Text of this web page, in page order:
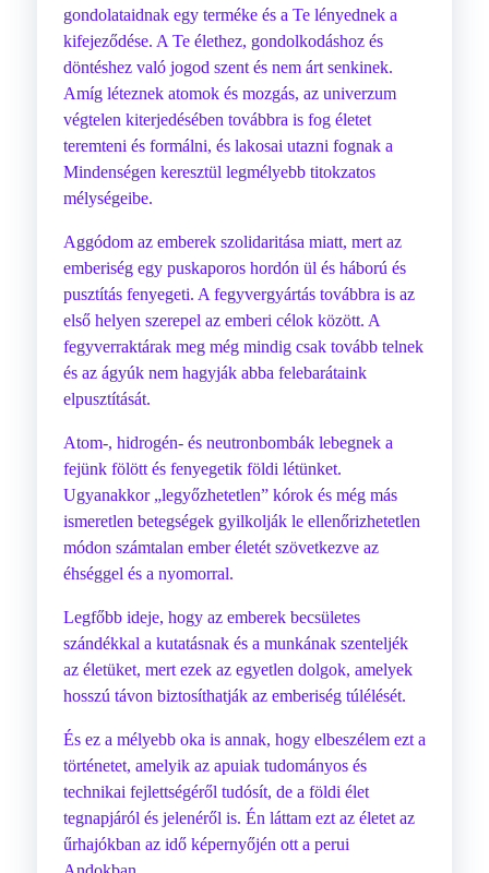
gondolataidnak egy terméke és a Te lényednek a
kifejeződése. A Te élethez, gondolkodáshoz és
döntéshez való jogod szent és nem árt senkinek.
Amíg léteznek atomok és mozgás, az univerzum
végtelen kiterjedésében továbbra is fog életet
teremteni és formálni, és lakosai utazni fognak a
Mindenségen keresztül legmélyebb titokzatos
mélységeibe.
Aggódom az emberek szolidaritása miatt, mert az
emberiség egy puskaporos hordón ül és háború és
pusztítás fenyegeti. A fegyvergyártás továbbra is az
első helyen szerepel az emberi célok között. A
fegyverraktárak meg még mindig csak tovább telnek
és az ágyúk nem hagyják abba felebarátaink
elpusztítását.
Atom-, hidrogén- és neutronbombák lebegnek a
fejünk fölött és fenyegetik földi létünket.
Ugyanakkor „legyőzhetetlen” kórok és még más
ismeretlen betegségek gyilkolják le ellenőrizhetetlen
módon számtalan ember életét szövetkezve az
éhséggel és a nyomorral.
Legfőbb ideje, hogy az emberek becsületes
szándékkal a kutatásnak és a munkának szenteljék
az életüket, mert ezek az egyetlen dolgok, amelyek
hosszú távon biztosíthatják az emberiség túlélését.
És ez a mélyebb oka is annak, hogy elbeszélem ezt a
történetet, amelyik az apuiak tudományos és
technikai fejlettségéről tudósít, de a földi élet
tegnapjáról és jelenéről is. Én láttam ezt az életet az
űrhajókban az idő képernyőjén ott a perui